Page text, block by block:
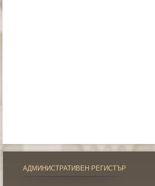
АДМИНИСТРАТИВЕН РЕГИСТЪР